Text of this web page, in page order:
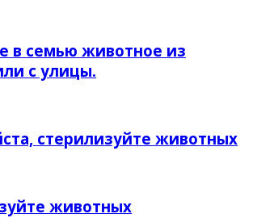
в семью животное из
с улицы.
стерилизуйте животных
животных